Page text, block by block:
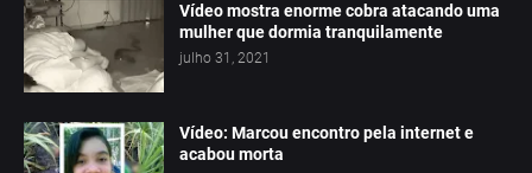
Vídeo mostra enorme cobra atacando uma
mulher que dormia tranquilamente
julho 31, 2021
Vídeo: Marcou encontro pela internet e
acabou morta